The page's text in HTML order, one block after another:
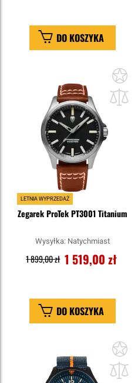
DO KOSZYKA
do
LETNIA WYPRZEDAŻ
Zegarek ProTek PT3001 Titanium
Wysyłka: Natychmiast
1 519,00 zł
1 899,00 zł
DO KOSZYKA
do